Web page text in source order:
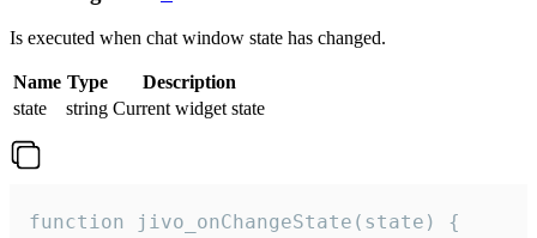
Is executed when chat window state has changed.
Name Type
Description
state
string Current widget state
function jivo_onChangeState(state) {